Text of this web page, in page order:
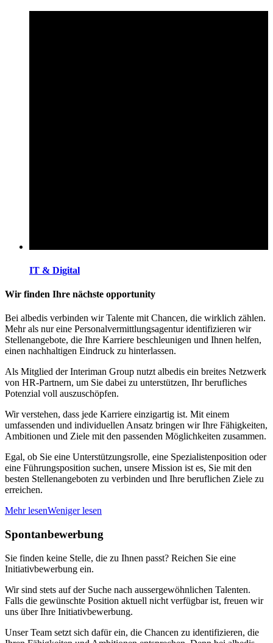
IT & Digital
Wir finden Ihre nächste opportunity
Bei albedis verbinden wir Talente mit Chancen, die wirklich zählen.
Mehr als nur eine Personalvermittlungsagentur identifizieren wir
Stellenangebote, die Ihre Karriere beschleunigen und Ihnen helfen,
einen nachhaltigen Eindruck zu hinterlassen.
Als Mitglied der Interiman Group nutzt albedis ein breites Netzwerk
von HR-Partnern, um Sie dabei zu unterstützen, Ihr berufliches
Potenzial voll auszuschöpfen.
Wir verstehen, dass jede Karriere einzigartig ist. Mit einem
umfassenden und individuellen Ansatz bringen wir Ihre Fähigkeiten,
Ambitionen und Ziele mit den passenden Möglichkeiten zusammen.
Egal, ob Sie eine Unterstützungsrolle, eine Spezialistenposition oder
eine Führungsposition suchen, unsere Mission ist es, Sie mit den
besten Stellenangeboten zu verbinden und Ihre beruflichen Ziele zu
erreichen.
Mehr lesenWeniger lesen
Spontanbewerbung
Sie finden keine Stelle, die zu Ihnen passt? Reichen Sie eine
Initiativbewerbung ein.
Wir sind stets auf der Suche nach aussergewöhnlichen Talenten.
Falls die gewünschte Position aktuell nicht verfügbar ist, freuen wir
uns über Ihre Initiativbewerbung.
Unser Team setzt sich dafür ein, die Chancen zu identifizieren, die